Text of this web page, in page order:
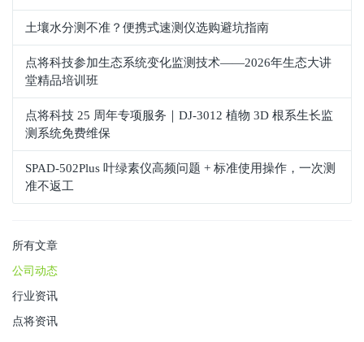
土壤水分测不准？便携式速测仪选购避坑指南
点将科技参加生态系统变化监测技术——2026年生态大讲
堂精品培训班
点将科技 25 周年专项服务｜DJ-3012 植物 3D 根系生长监
测系统免费维保
SPAD‑502Plus 叶绿素仪高频问题 + 标准使用操作，一次测
准不返工
所有文章
公司动态
行业资讯
点将资讯